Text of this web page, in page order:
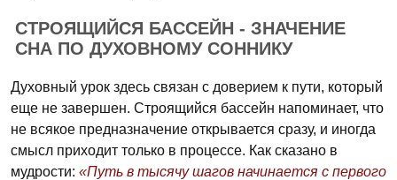
СТРОЯЩИЙСЯ БАССЕЙН - ЗНАЧЕНИЕ
СНА ПО ДУХОВНОМУ СОННИКУ
Духовный урок здесь связан с доверием к пути, который
еще не завершен. Строящийся бассейн напоминает, что
не всякое предназначение открывается сразу, и иногда
смысл приходит только в процессе. Как сказано в
мудрости: «Путь в тысячу шагов начинается с первого